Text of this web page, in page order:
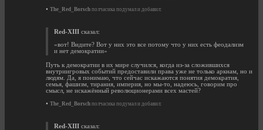
• The_Red_Borsch полчасика подумал и добавил:
Red-XIII сказал:
«вот! Видите? Вот у них это все потому что у них есть феодализм
и нет демократии»
Путь к демократии в их мире случился, когда из-за сложившихся
внутриигровых событий предоставили права уже не только аркнам, но и
людям. Да, я понимаю, что сейчас искажаются понятия демократия,
семья, фашизм, тирания, империя, но мы-то, надеюсь, говорим про
смысл, не искажённый революционерами всех мастей?
• The_Red_Borsch полчасика подумал и добавил:
Red-XIII сказал: